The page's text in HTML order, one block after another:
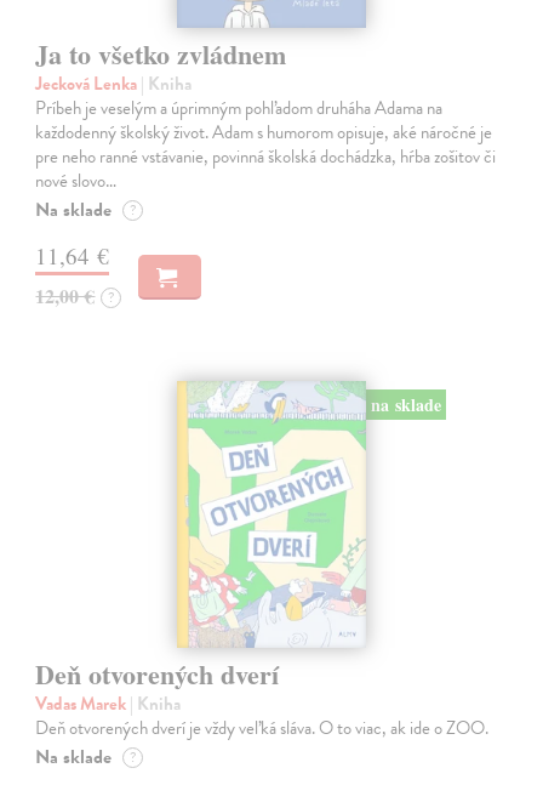
Ja to všetko zvládnem
Jecková Lenka| Kniha
Príbeh je veselým a úprimným pohľadom druháha Adama na
každodenný školský život. Adam s humorom opisuje, aké náročné je
pre neho ranné vstávanie, povinná školská dochádzka, hŕba zošitov či
nové slovo…
Na sklade ?
11,64 €
12,00 € ?
na sklade
Deň otvorených dverí
Vadas Marek| Kniha
Deň otvorených dverí je vždy veľká sláva. O to viac, ak ide o ZOO.
Na sklade ?